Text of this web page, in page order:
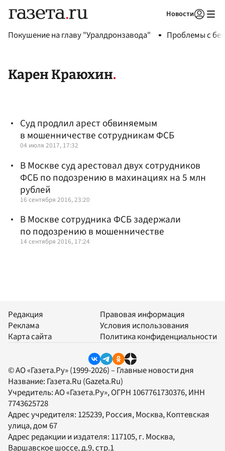
Новости
Покушение на главу "Уралдронзавода" Проблемы с
Карен Краюхин
Суд продлил арест обвиняемым
в мошенничестве сотрудникам ФСБ
04 июля 2017, 17:32
В Москве суд арестовал двух сотрудников
ФСБ по подозрению в махинациях на 5 млн
рублей
16 сентября 2016, 23:20
В Москве сотрудника ФСБ задержали
по подозрению в мошенничестве
14 сентября 2016, 17:24
Редакция
Реклама
Карта сайта
Правовая информация
Условия использования
Политика конфиденциальности
© АО «Газета.Ру» (1999-2026) – Главные новости дня
Название: Газета.Ru (Gazeta.Ru)
Учредитель:АО «Газета.Ру», ОГРН 1067761730376, ИНН
7743625728
Адрес учредителя: 125239, Россия, Москва, Коптевская
улица, дом 67
Адрес редакции и издателя: 117105, г. Москва,
Варшавское шоссе, д.9, стр.1